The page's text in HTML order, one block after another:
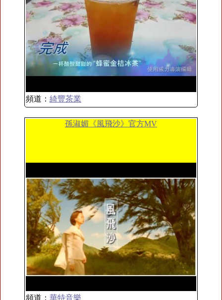
頻道： 綺豐茶業
孫淑媚《風飛沙》官方MV
頻道： 華特音樂